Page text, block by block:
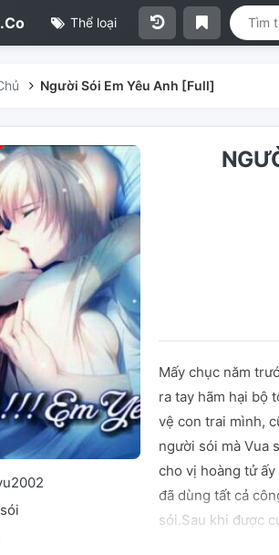
Thể loại
Người Sói Em Yêu Anh [Full]
Mấy chục năm
ra tay hãm hại bộ
vệ con trai mình,
người sói mà Vua
cho vị hoàng tử ấy
đã dùng tất cả
sói.Sau khi được